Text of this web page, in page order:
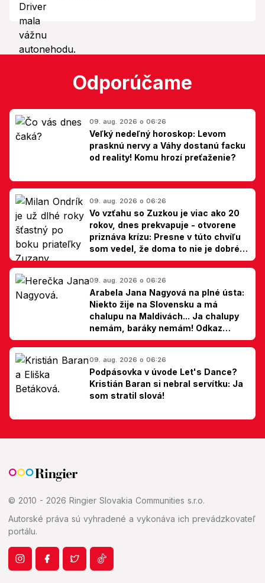
Odporúčame
09. aug. 2026 o 06:26
Veľký nedeľný horoskop: Levom
prasknú nervy a Váhy dostanú facku
od reality! Komu hrozí preťaženie?
09. aug. 2026 o 06:26
Vo vzťahu so Zuzkou je viac ako 20
rokov, dnes prekvapuje - otvorene
priznáva krízu: Presne v túto chvíľu
som vedel, že doma to nie je dobré,
hovorí Milan Ondrík
09. aug. 2026 o 06:26
Arabela Jana Nagyová na plné ústa:
Niekto žije na Slovensku a má
chalupu na Maldivách... Ja chalupy
nemám, baráky nemám! Odkaz
Slovákom
09. aug. 2026 o 06:26
Podpásovka v úvode Let's Dance?
Kristián Baran si nebral servítku: Ja
som stratil slová!
© 2010 - 2026 Ringier Slovakia Communities s.r.o.
Autorské práva sú vyhradené a vykonáva ich prevádzkovateľ
portálu.